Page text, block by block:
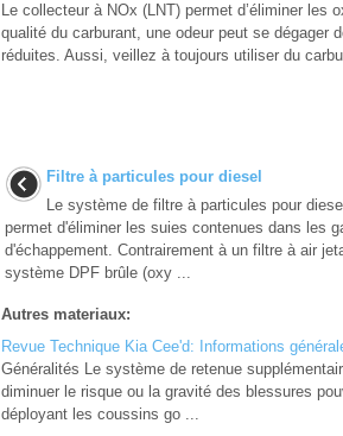
Le collecteur à NOx (LNT) permet d’éliminer
qualité du carburant, une odeur peut se dégager
réduites. Aussi, veillez à toujours utiliser du
Filtre à particules pour diesel
Le système de filtre à particules pour
permet d'éliminer les suies contenues dans les
d'échappement. Contrairement à un filtre à air
système DPF brûle (oxy ...
Autres materiaux:
Revue Technique Kia Cee'd: Informations
Généralités Le système de retenue
diminuer le risque ou la gravité des blessures
déployant les coussins go ...